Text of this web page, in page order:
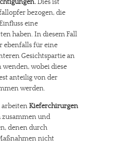
Dies ist
bezogen, die
eine
haben. In diesem Fall
ebenfalls für eine
Gesichtspartie an
wobei diese
anteilig von der
werden.
arbeitenKieferchirurgen
zusammen und
denen durch
nicht